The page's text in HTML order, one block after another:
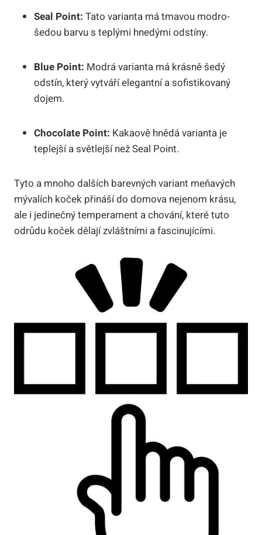
Seal Point: Tato varianta má tmavou modro-
šedou barvu s teplými hnedými odstíny.
Blue Point: Modrá varianta má krásně šedý
odstín, který vytváří elegantní a sofistikovaný
dojem.
Chocolate Point: Kakaově hnědá varianta je
teplejší a světlejší než Seal Point.
Tyto a mnoho dalších barevných variant meňavých
mývalích koček přináší do domova nejenom krásu,
ale i jedinečný temperament a chování, které tuto
odrůdu koček dělají zvláštními a fascinujícími.